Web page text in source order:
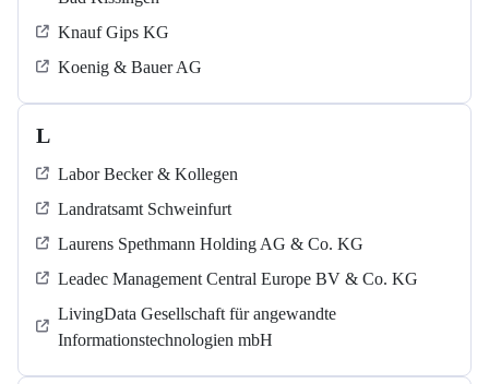
Knauf Gips KG
Koenig & Bauer AG
L
Labor Becker & Kollegen
Landratsamt Schweinfurt
Laurens Spethmann Holding AG & Co. KG
Leadec Management Central Europe BV & Co. KG
LivingData Gesellschaft für angewandte
Informationstechnologien mbH